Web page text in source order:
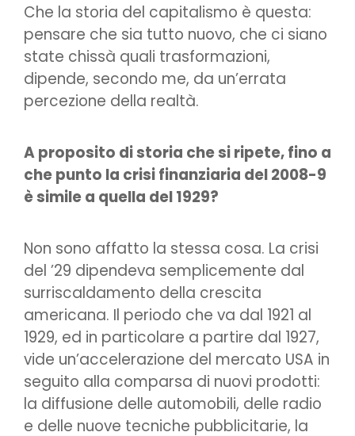
Che la storia del capitalismo è questa:
pensare che sia tutto nuovo, che ci siano
state chissà quali trasformazioni,
dipende, secondo me, da un’errata
percezione della realtà.
A proposito di storia che si ripete, fino a
che punto la crisi finanziaria del 2008-9
è simile a quella del 1929?
Non sono affatto la stessa cosa. La crisi
del ’29 dipendeva semplicemente dal
surriscaldamento della crescita
americana. Il periodo che va dal 1921 al
1929, ed in particolare a partire dal 1927,
vide un’accelerazione del mercato USA in
seguito alla comparsa di nuovi prodotti:
la diffusione delle automobili, delle radio
e delle nuove tecniche pubblicitarie, la